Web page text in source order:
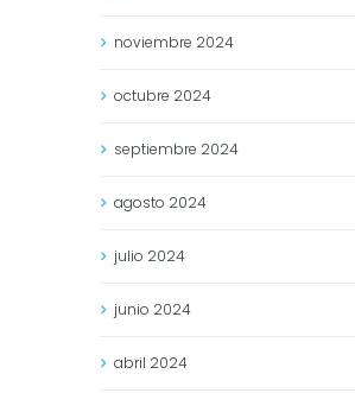
noviembre 2024
octubre 2024
septiembre 2024
agosto 2024
julio 2024
junio 2024
abril 2024